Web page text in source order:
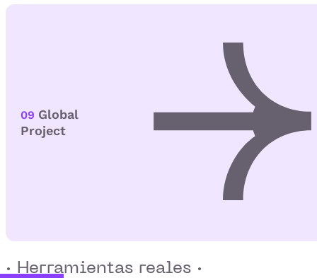
09 Global
Project
· Herramientas reales ·